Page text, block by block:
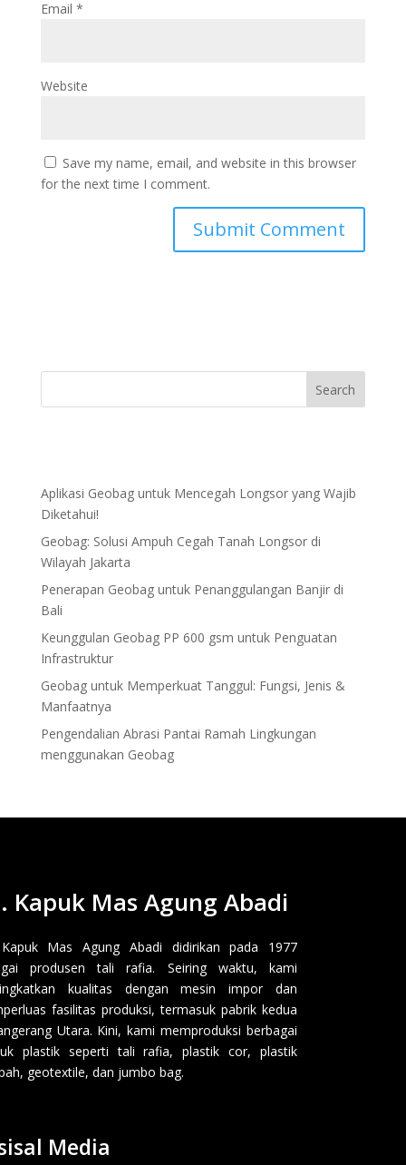
Email *
Website
Save my name, email, and website in this browser
for the next time I comment.
Aplikasi Geobag untuk Mencegah Longsor yang Wajib
Diketahui!
Geobag: Solusi Ampuh Cegah Tanah Longsor di
Wilayah Jakarta
Penerapan Geobag untuk Penanggulangan Banjir di
Bali
Keunggulan Geobag PP 600 gsm untuk Penguatan
Infrastruktur
Geobag untuk Memperkuat Tanggul: Fungsi, Jenis &
Manfaatnya
Pengendalian Abrasi Pantai Ramah Lingkungan
menggunakan Geobag
Kapuk Mas Agung Abadi
Mas Agung Abadi didirikan pada 1977
produsen tali rafia. Seiring waktu, kami
kualitas dengan mesin impor dan
fasilitas produksi, termasuk pabrik kedua
Utara. Kini, kami memproduksi berbagai
plastik seperti tali rafia, plastik cor, plastik
geotextile, dan jumbo bag.
Media